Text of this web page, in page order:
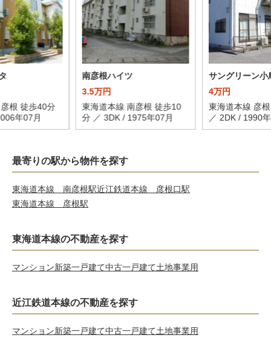
根 徒歩40分
年07月
南彦根ハイツ
3.5万円
東海道本線 南彦根 徒歩10
分 ／ 3DK / 1975年07月
サングリーン小
4万円
東海道本線 彦
／ 2DK / 1990
最寄りの駅から物件を探す
東海道本線 南彦根駅近江鉄道本線 彦根口駅
東海道本線 彦根駅
東海道本線の不動産を探す
マンション新築一戸建て中古一戸建て土地事業用
近江鉄道本線の不動産を探す
マンション新築一戸建て中古一戸建て土地事業用